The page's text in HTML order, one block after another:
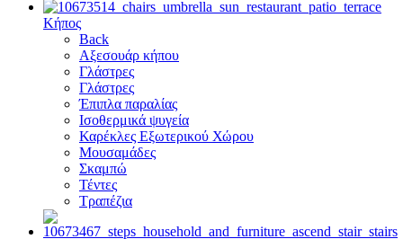
Κήπος
Back
Αξεσουάρ κήπου
Γλάστρες
Γλάστρες
Έπιπλα παραλίας
Ισοθερμικά ψυγεία
Καρέκλες Εξωτερικού Χώρου
Μουσαμάδες
Σκαμπώ
Τέντες
Τραπέζια